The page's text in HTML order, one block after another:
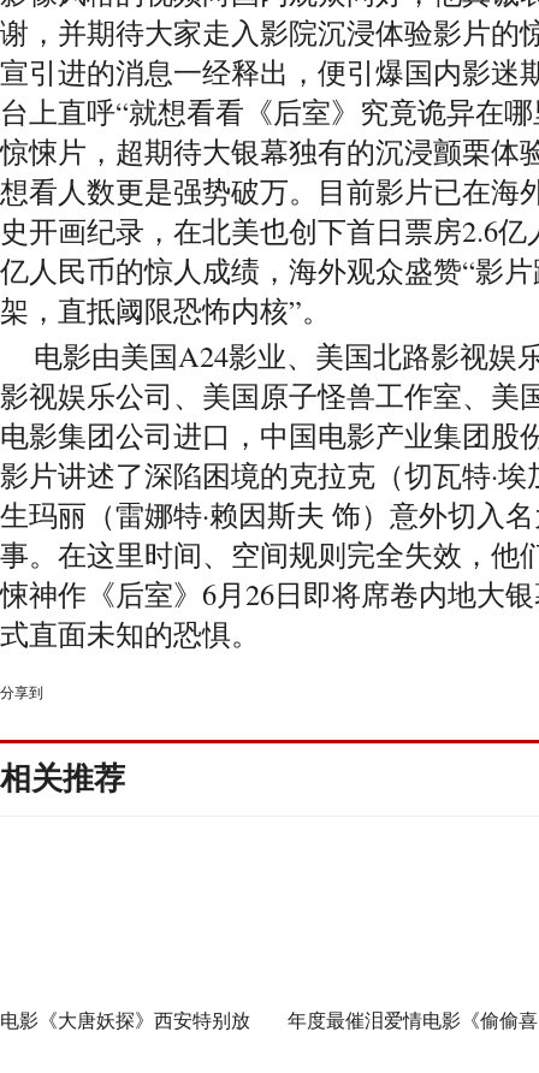
谢，并期待大家走入影院沉浸体验影片的
宣引进的消息一经释出，便引爆国内影迷
台上直呼“就想看看《后室》究竟诡异在
惊悚片，超期待大银幕独有的沉浸颤栗体
想看人数更是强势破万。目前影片已在海
史开画纪录，在北美也创下首日票房2.6
亿人民币的惊人成绩，海外观众盛赞“影
架，直抵阈限恐怖内核”。
电影由美国A24影业、美国北路影视娱
影视娱乐公司、美国原子怪兽工作室、美
电影集团公司进口，中国电影产业集团股
影片讲述了深陷困境的克拉克（切瓦特·
生玛丽（雷娜特·赖因斯夫 饰）意外切入
事。在这里时间、空间规则完全失效，他
悚神作《后室》6月26日即将席卷内地大
式直面未知的恐惧。
分享到
相关推荐
电影《大唐妖探》西安特别放 年度最催泪爱情电影《偷偷喜